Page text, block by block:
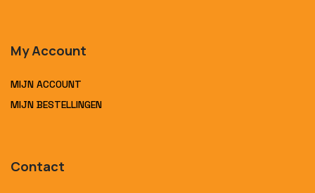
My Account
MIJN ACCOUNT
MIJN BESTELLINGEN
Contact